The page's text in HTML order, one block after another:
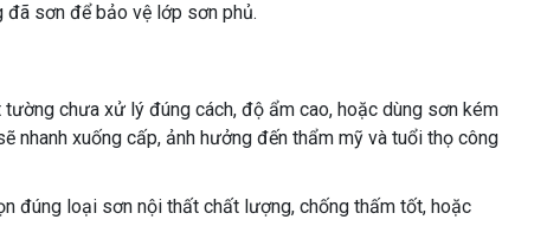
đã sơn để bảo vệ lớp sơn phủ.
chưa xử lý đúng cách, độ ẩm cao, hoặc dùng sơn kém
nhanh xuống cấp, ảnh hưởng đến thẩm mỹ và tuổi thọ công
đúng loại sơn nội thất chất lượng, chống thấm tốt, hoặc